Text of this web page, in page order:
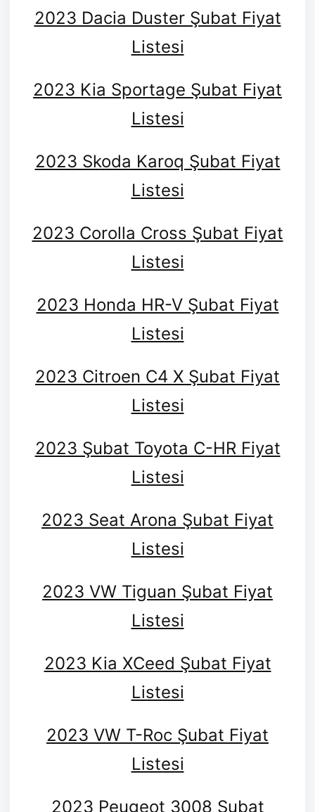
2023 Dacia Duster Şubat Fiyat
Listesi
2023 Kia Sportage Şubat Fiyat
Listesi
2023 Skoda Karoq Şubat Fiyat
Listesi
2023 Corolla Cross Şubat Fiyat
Listesi
2023 Honda HR-V Şubat Fiyat
Listesi
2023 Citroen C4 X Şubat Fiyat
Listesi
2023 Şubat Toyota C-HR Fiyat
Listesi
2023 Seat Arona Şubat Fiyat
Listesi
2023 VW Tiguan Şubat Fiyat
Listesi
2023 Kia XCeed Şubat Fiyat
Listesi
2023 VW T-Roc Şubat Fiyat
Listesi
2023 Peugeot 3008 Şubat